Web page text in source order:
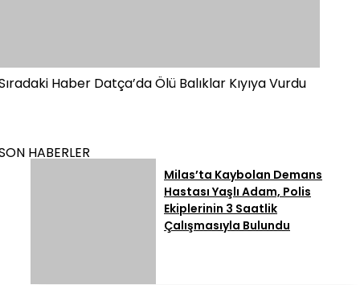
Haber Datça’da Ölü Balıklar Kıyıya Vurdu
HABERLER
Milas’ta Kaybolan Demans
Hastası Yaşlı Adam, Polis
Ekiplerinin 3 Saatlik
Çalışmasıyla Bulundu